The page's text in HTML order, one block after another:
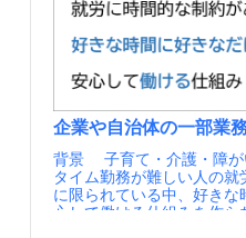
のポートへのアクセス権
軽減といったインセンテ
データは義務ではなく、公
めの対価として位置づけられて
ト データを「対価」として扱うインセンティブ
設計 データ提供を行政からの要請ではなく、公
共空間を利用するための条
点に特徴があります。ジオ
とインセンティブを組み合
的にルールへ参加する仕組
す。 Geo-fenced Street Managementの考え方（資
料③） フランクフルトにおけるGeo-fenced
し、これらが緩和される
ていき、データの提供内
た。ポータルサイト作成時
は、数名のスタッフから
在、9名のスタッフ、年間
運営しています。」との
後については「オープンデ
ーションや、ユーザーのニ
ポータルサイトのゴールは
ーザーの利便性を向上させ
けていきたい」と言っています。 ポ
ータ提供者向けページ 【資料・参考情報】
た。 これにより「旅客情報の提供」と「人の流
れの管理」という目的を
間中の例外的な負荷（通常
上回ったAPIの呼び出し）
べての情報をリアルタイ
が囲い込む資源ではなく、
るための共有財として扱う
根を越えた連携を支えてい
整備された旅客情報システ
引き継がれ、毎年約5,000
パリ都市圏の日常を支える
は、バルセロナ大都市圏
して作られ、持続可能な
（SUMP）に健康の観点を
ガイドとして用いられて
既に欧州の20以上の都市
に描いた構想ではなく、
ている点に新しさがありま
えば、地域公共交通計画や
ープランに、健康への効果
に組み込んでいく動きにあたり
定性的に語られがちだった
くり」を、複雑なデータを
に当選すると、ロンドン
を定めた、Mayor’s
策定し、2018年にこれを公
都市交通や道路空間全体
が、バスについても言及
ンの整備を推進すること
ットワークの拡充や、環境
サポート、都市の開発と成
が方針として示されました
分野にかかる取り組みは
れる関連計画としてまとめ
間を2015年に対して10%
企業や自治体の一部業
背景 子育て・介護・障がいなどの要因でフル
タイム勤務が難しい人の就
に限られている中、好きな
心して働ける仕組みを作ら